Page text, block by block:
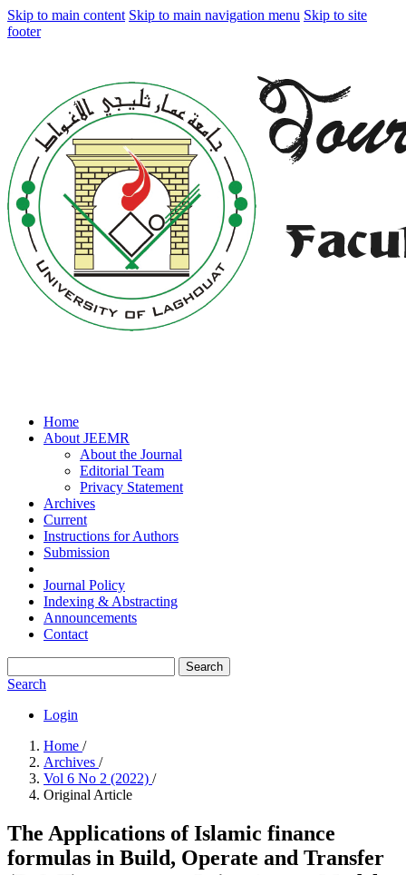
Skip to main content Skip to main navigation menu Skip to site
footer
Home
About JEEMR
About the Journal
Editorial Team
Privacy Statement
Archives
Current
Instructions for Authors
Submission
Journal Policy
Indexing & Abstracting
Announcements
Contact
Search
Search
Login
Home /
Archives /
Vol 6 No 2 (2022) /
Original Article
The Applications of Islamic finance
formulas in Build, Operate and Transfer